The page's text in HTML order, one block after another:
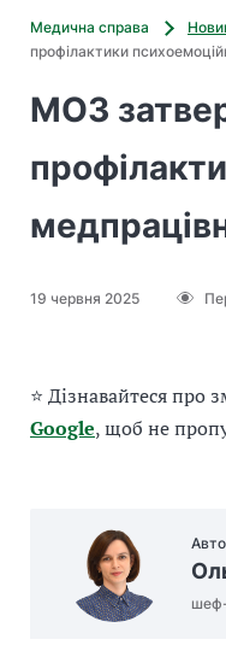
Медична справа
профілактики
МОЗ
19 червня 2025
⭐ Дізнавайтеся
Google, щоб не